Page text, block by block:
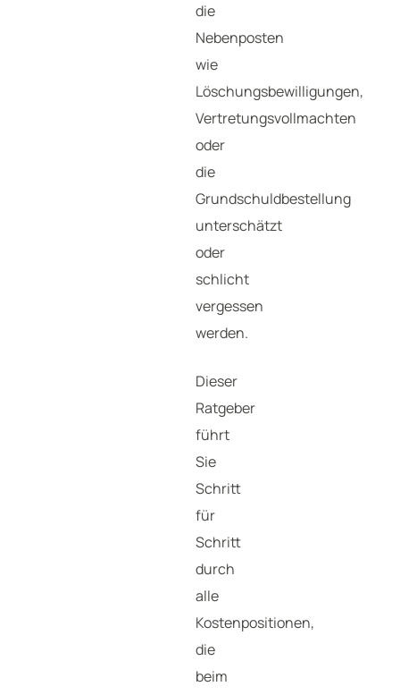
die
Nebenposten
wie
Löschungsbewilligungen,
Vertretungsvollmachten
oder
die
Grundschuldbestellung
unterschätzt
oder
schlicht
vergessen
werden.
Dieser
Ratgeber
führt
Sie
Schritt
für
Schritt
durch
alle
Kostenpositionen,
die
beim